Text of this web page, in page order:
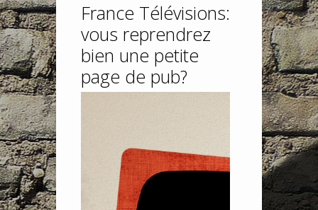
France Télévisions:
vous reprendrez
bien une petite
page de pub?